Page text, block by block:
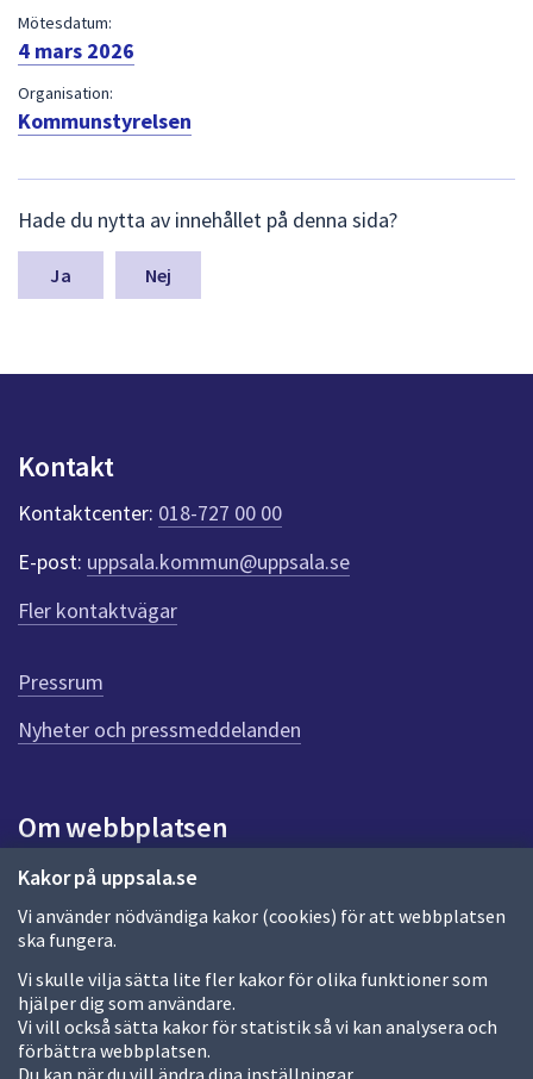
Kakor på uppsala.se
Vi använder nödvändiga kakor (cookies) för att webbplatsen
ska fungera.
Vi skulle vilja sätta lite fler kakor för olika funktioner som
hjälper dig som användare.
Vi vill också sätta kakor för statistik så vi kan analysera och
förbättra webbplatsen.
Du kan när du vill ändra dina inställningar.
Mötesdatum:
4 mars 2026
Organisation:
Kommunstyrelsen
ä
m
a
n
k
t
e
r
f
ö
r
e
n
n
a
d
a
Hade du nytta av innehållet på denna sida?
Nej
Kontakt
Kontaktcenter: 018-727 00 00
E-post: uppsala.kommun@uppsala.se
Fler kontaktvägar
Pressrum
Nyheter och pressmeddelanden
Om webbplatsen
Om webbplatsen
Allmänna handlingar och diarium
Behandling av personuppgifter
Kakor
Språk (other languages)